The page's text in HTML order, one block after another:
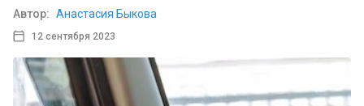
12 сентября 2023
Автор: Анастасия Быкова